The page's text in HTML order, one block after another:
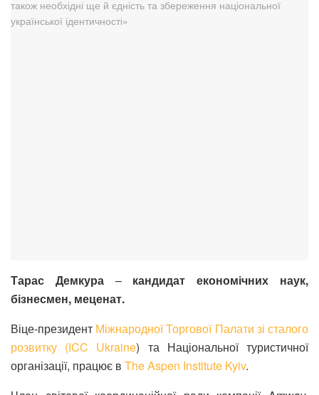
Тарас Демкура– кандидат економічних наук,
бізнесмен, меценат.
Віце-президент Міжнародної Торгової Палати зі сталого
розвитку (ICC Ukraine) та Національної туристичної
організації, працює в The Aspen Institute Kyiv.